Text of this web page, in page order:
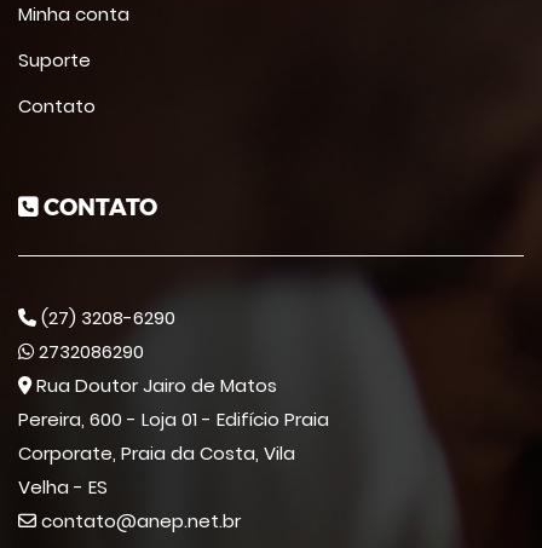
Minha conta
Suporte
Contato
CONTATO
(27) 3208-6290
2732086290
Rua Doutor Jairo de Matos
Pereira, 600 - Loja 01 - Edifício Praia
Corporate, Praia da Costa, Vila
Velha - ES
contato@anep.net.br